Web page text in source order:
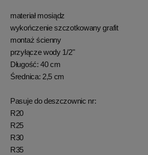
materiał mosiądz
wykończenie szczotkowany grafit
montaż ścienny
przyłącze wody 1/2"
Długość: 40 cm
Średnica: 2,5 cm
Pasuje do deszczownic nr:
R20
R25
R30
R35